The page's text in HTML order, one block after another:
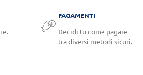
PAGAMENTI
Decidi tu come pagare
tra diversi metodi sicuri.